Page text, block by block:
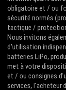
obligatoire et / ou
sécurité normés
tactique /
Nous invitons
d'utilisation
batteries LiPo,
met à votre
et / ou consignes
services, l'acheteur